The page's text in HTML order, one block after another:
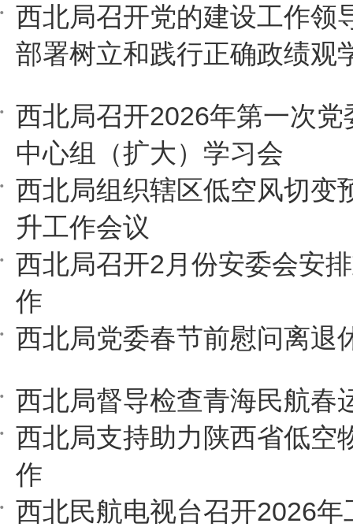
西北局召开党的建设工作领
部署树立和践行正确政绩观
西北局召开2026年第一次党
中心组（扩大）学习会
西北局组织辖区低空风切变
升工作会议
西北局召开2月份安委会安
作
西北局党委春节前慰问离退
西北局督导检查青海民航春
西北局支持助力陕西省低空
作
西北民航电视台召开2026年